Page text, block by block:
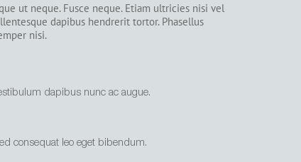
ut neque. Fusce neque. Etiam ultricies nisi vel
dapibus hendrerit tortor. Phasellus
nisi.
dapibus nunc ac augue.
consequat leo eget bibendum.